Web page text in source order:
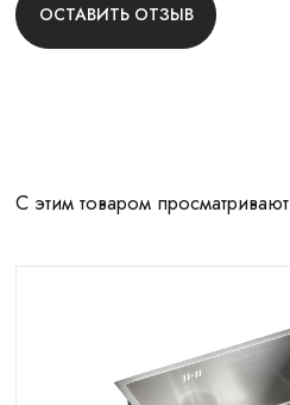
ОСТАВИТЬ ОТЗЫВ
С этим товаром просматривают